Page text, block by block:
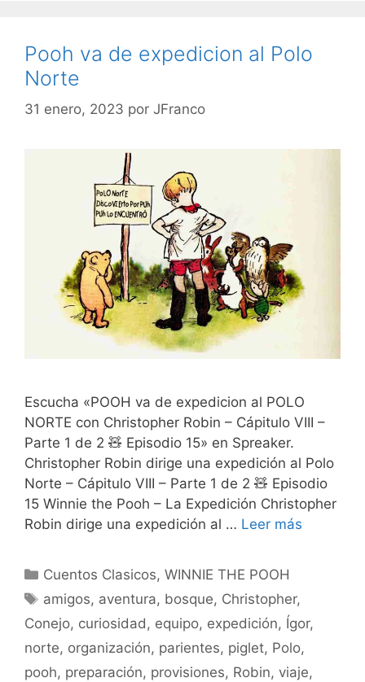
Pooh va de expedicion al Polo
Norte
31 enero, 2023 por JFranco
Escucha «POOH va de expedicion al POLO
NORTE con Christopher Robin – Cápitulo VIII –
Parte 1 de 2 🧸 Episodio 15» en Spreaker.
Christopher Robin dirige una expedición al Polo
Norte – Cápitulo VIII – Parte 1 de 2 🧸 Episodio
15 Winnie the Pooh – La Expedición Christopher
Robin dirige una expedición al … Leer más
Categorías
Cuentos Clasicos,WINNIE THE POOH
Etiquetas
amigos, aventura, bosque, Christopher,
Conejo, curiosidad, equipo, expedición, Ígor,
norte, organización, parientes, piglet, Polo,
pooh, preparación, provisiones, Robin, viaje,